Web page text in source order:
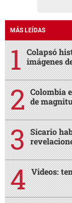
MÁS LEÍDAS
Colapsó
imágenes
Colombia
de
Sicario
Videos: